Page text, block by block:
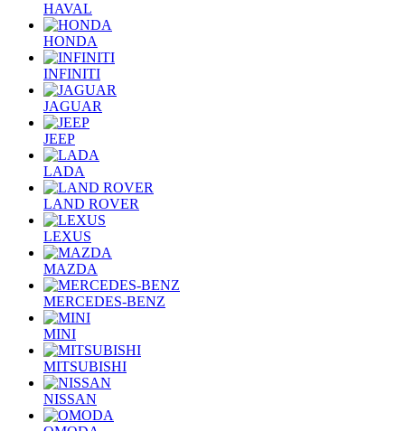
HAVAL
HONDA
INFINITI
JAGUAR
JEEP
LADA
LAND ROVER
LEXUS
MAZDA
MERCEDES-BENZ
MINI
MITSUBISHI
NISSAN